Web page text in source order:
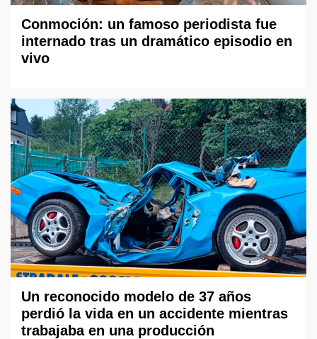
Conmoción: un famoso periodista fue
internado tras un dramático episodio en
vivo
Un reconocido modelo de 37 años
perdió la vida en un accidente mientras
trabajaba en una producción